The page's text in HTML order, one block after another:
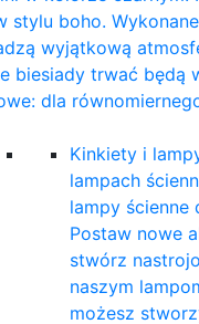
stylu boho.
wyjątkową
biesiady trwać będą
dla
Kinkiety i
lampach
lampy ścienne
Postaw nowe
stwórz
naszym
możesz